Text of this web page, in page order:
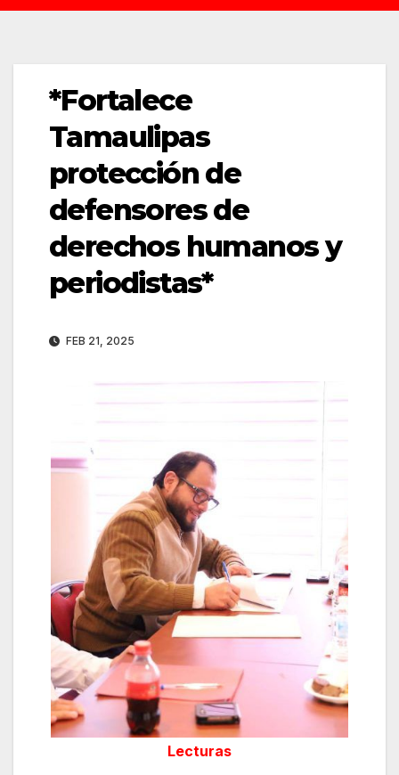
*Fortalece
Tamaulipas
protección de
defensores de
derechos humanos y
periodistas*
FEB 21, 2025
Lecturas